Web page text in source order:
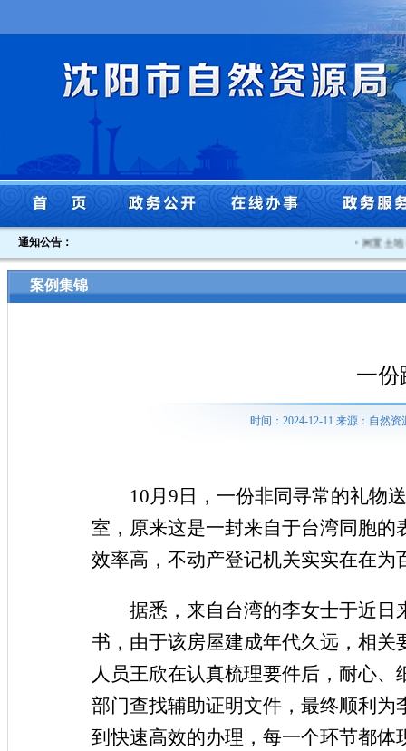
通知公告： 闲置土地
案例集锦
一份
时间：2024-12-11 来源：自然
10月9日，一份非同寻常的礼物
室，原来这是一封来自于台湾同胞
效率高，不动产登记机关实实在在
据悉，来自台湾的李女士于近
书，由于该房屋建成年代久远，相
人员王欣在认真梳理要件后，耐心
部门查找辅助证明文件，最终顺利
到快速高效的办理，每一个环节都